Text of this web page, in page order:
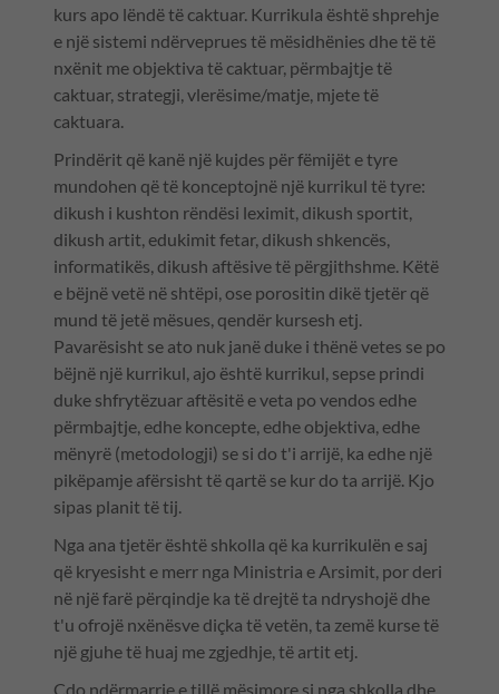
kurs apo lëndë të caktuar. Kurrikula është shprehje
e një sistemi ndërveprues të mësidhënies dhe të të
nxënit me objektiva të caktuar, përmbajtje të
caktuar, strategji, vlerësime/matje, mjete të
caktuara.
Prindërit që kanë një kujdes për fëmijët e tyre
mundohen që të konceptojnë një kurrikul të tyre:
dikush i kushton rëndësi leximit, dikush sportit,
dikush artit, edukimit fetar, dikush shkencës,
informatikës, dikush aftësive të përgjithshme. Këtë
e bëjnë vetë në shtëpi, ose porositin dikë tjetër që
mund të jetë mësues, qendër kursesh etj.
Pavarësisht se ato nuk janë duke i thënë vetes se po
bëjnë një kurrikul, ajo është kurrikul, sepse prindi
duke shfrytëzuar aftësitë e veta po vendos edhe
përmbajtje, edhe koncepte, edhe objektiva, edhe
mënyrë (metodologji) se si do t'i arrijë, ka edhe një
pikëpamje afërsisht të qartë se kur do ta arrijë. Kjo
sipas planit të tij.
Nga ana tjetër është shkolla që ka kurrikulën e saj
që kryesisht e merr nga Ministria e Arsimit, por deri
në një farë përqindje ka të drejtë ta ndryshojë dhe
t'u ofrojë nxënësve diçka të vetën, ta zemë kurse të
një gjuhe të huaj me zgjedhje, të artit etj.
Çdo ndërmarrje e tillë mësimore si nga shkolla dhe